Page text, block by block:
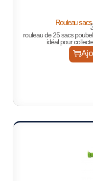
Rouleau
rouleau de 25 sacs
idéal pour